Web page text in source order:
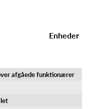
Enheder
afgåede funktionærer